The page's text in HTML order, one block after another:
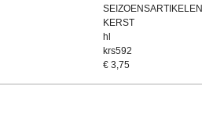
SEIZOENSARTIKELEN
KERST
hl
krs592
€ 3,75